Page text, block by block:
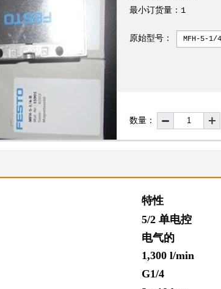
最小订货量： 1
原始型号： MFH-5-1/
数量：
特性
5/2 单电控
电气的
1,300 l/min
G1/4